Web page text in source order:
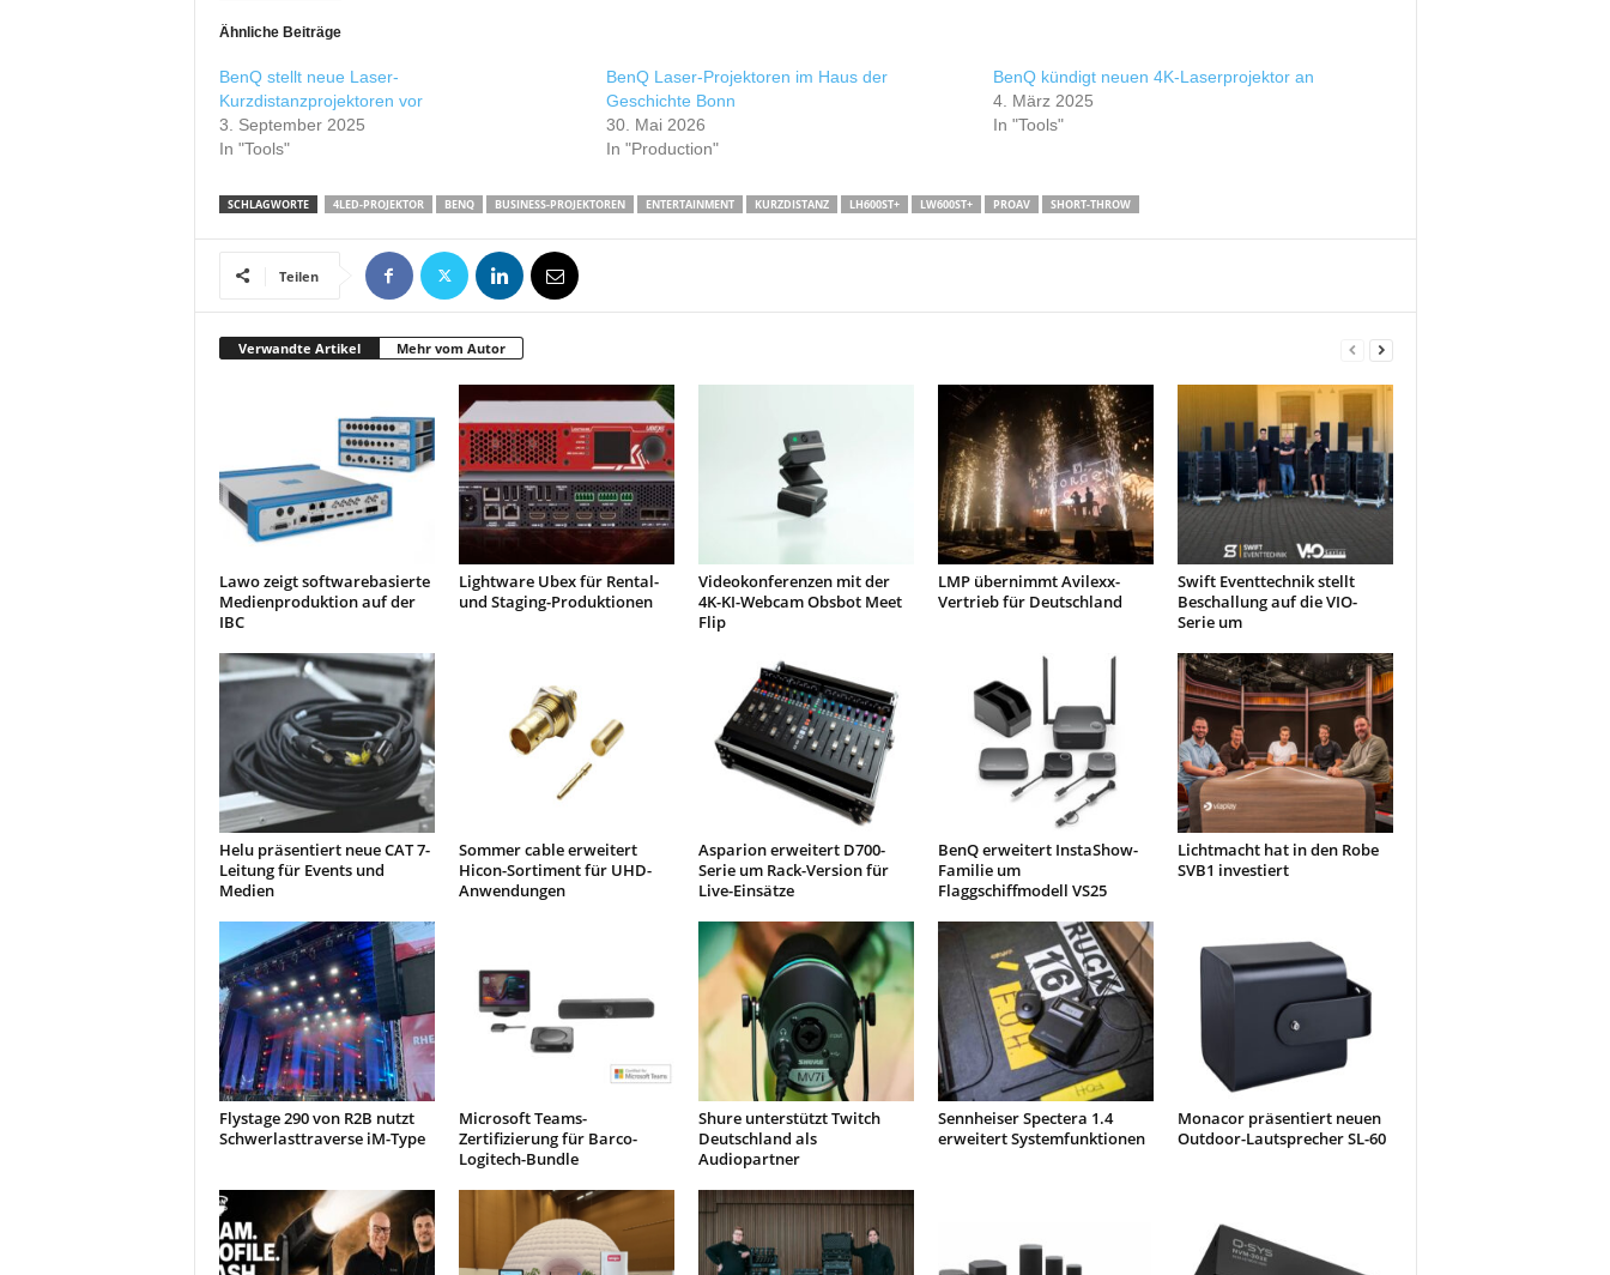
Ähnliche Beiträge
BenQ stellt neue Laser-
Kurzdistanzprojektoren vor
3. September 2025
In "Tools"
BenQ Laser-Projektoren im Haus der
Geschichte Bonn
30. Mai 2026
In "Production"
BenQ kündigt neuen 4K-Laserprojektor an
4. März 2025
In "Tools"
SCHLAGWORTE 4LED-PROJEKTOR BENQ BUSINESS-PROJEKTOREN ENTERTAINMENT KURZDISTANZ LH600ST+ LW600ST+ PROAV SHORT-THROW
Teilen
Verwandte Artikel Mehr vom Autor
Lawo zeigt softwarebasierte
Medienproduktion auf der
IBC
Lightware Ubex für Rental-
und Staging-Produktionen
Videokonferenzen mit der
4K-KI-Webcam Obsbot Meet
Flip
LMP übernimmt Avilexx-
Vertrieb für Deutschland
Swift Eventtechnik stellt
Beschallung auf die VIO-
Serie um
Helu präsentiert neue CAT 7-
Leitung für Events und
Medien
Sommer cable erweitert
Hicon-Sortiment für UHD-
Anwendungen
Asparion erweitert D700-
Serie um Rack-Version für
Live-Einsätze
BenQ erweitert InstaShow-
Familie um
Flaggschiffmodell VS25
Lichtmacht hat in den Robe
SVB1 investiert
Flystage 290 von R2B nutzt
Schwerlasttraverse iM-Type
Microsoft Teams-
Zertifizierung für Barco-
Logitech-Bundle
Shure unterstützt Twitch
Deutschland als
Audiopartner
Sennheiser Spectera 1.4
erweitert Systemfunktionen
Monacor präsentiert neuen
Outdoor-Lautsprecher SL-60